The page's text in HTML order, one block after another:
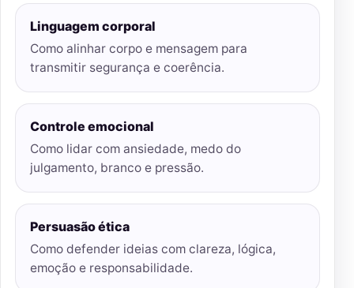
Linguagem corporal
Como alinhar corpo e mensagem para
transmitir segurança e coerência.
Controle emocional
Como lidar com ansiedade, medo do
julgamento, branco e pressão.
Persuasão ética
Como defender ideias com clareza, lógica,
emoção e responsabilidade.